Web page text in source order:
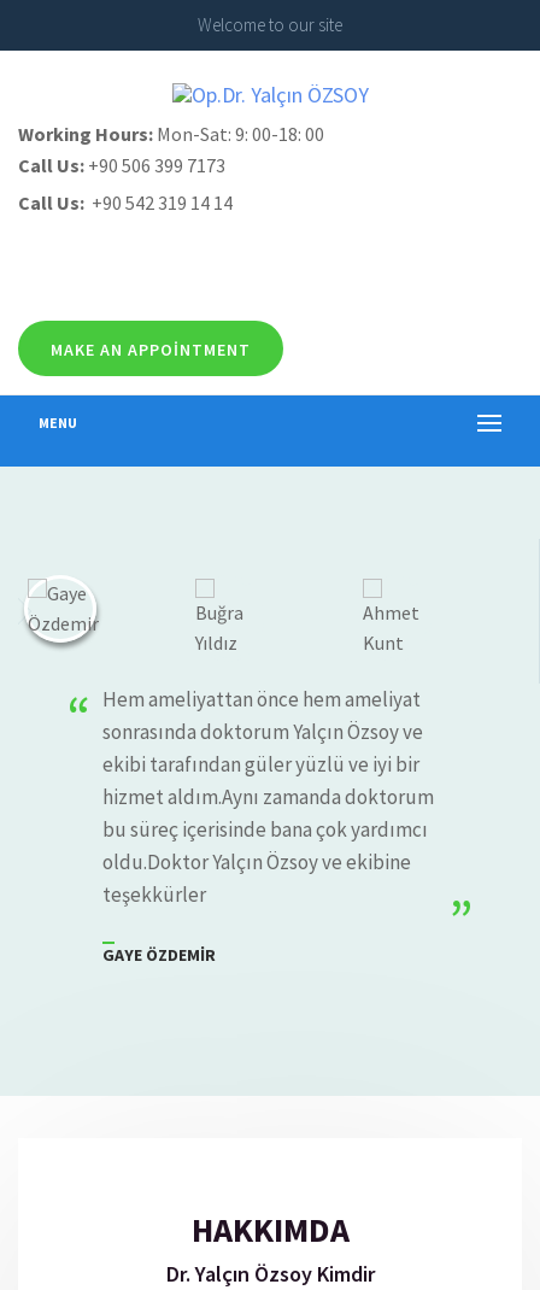
Welcome to our site
Working Hours: Mon-Sat: 9: 00-18: 00
Call Us: +90 506 399 7173
Call Us: +90 542 319 14 14
MAKE AN APPOINTMENT
MENU
Hem ameliyattan önce hem ameliyat
sonrasında doktorum Yalçın Özsoy ve
ekibi tarafından güler yüzlü ve iyi bir
hizmet aldım.Aynı zamanda doktorum
bu süreç içerisinde bana çok yardımcı
oldu.Doktor Yalçın Özsoy ve ekibine
teşekkürler
GAYE ÖZDEMIR
HAKKIMDA
Dr. Yalçın Özsoy Kimdir